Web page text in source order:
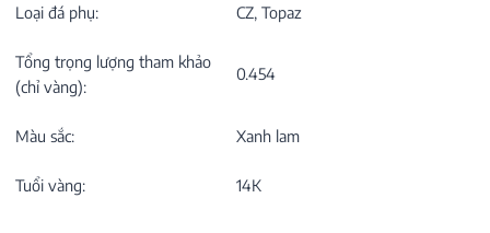
Loại đá phụ: CZ, Topaz
Tổng trọng lượng tham khảo
(chỉ vàng):
0.454
Màu sắc: Xanh lam
Tuổi vàng: 14K